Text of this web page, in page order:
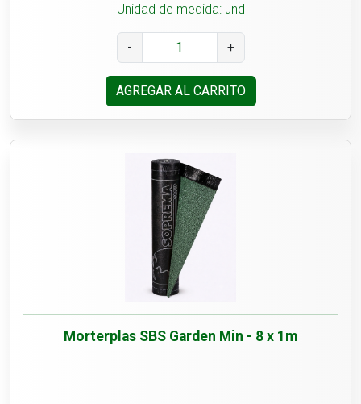
Unidad de medida: und
- +
AGREGAR AL CARRITO
Morterplas SBS Garden Min - 8 x 1m